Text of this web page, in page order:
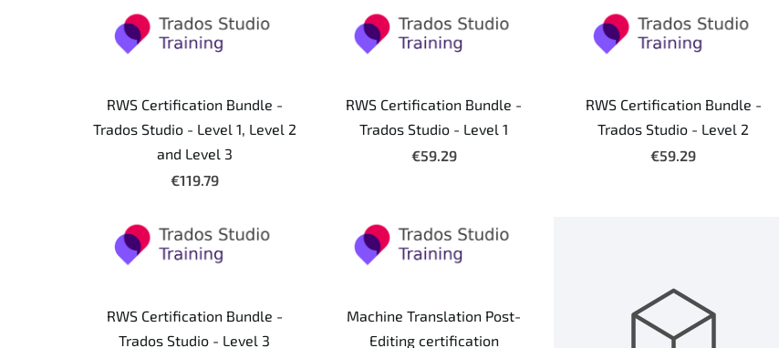
RWS Certification Bundle -
Trados Studio - Level 1, Level 2
and Level 3
€119.79
RWS Certification Bundle -
Trados Studio - Level 1
€59.29
RWS Certification Bundle -
Trados Studio - Level 2
€59.29
RWS Certification Bundle -
Trados Studio - Level 3
Machine Translation Post-
Editing certification